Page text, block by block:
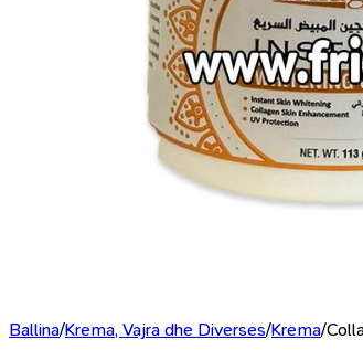
Ballina/Krema, Vajra dhe Diverses/Krema/